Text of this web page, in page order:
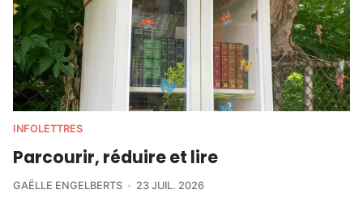
INFOLETTRES
Parcourir, réduire et lire
GAËLLE ENGELBERTS 23 JUIL. 2026